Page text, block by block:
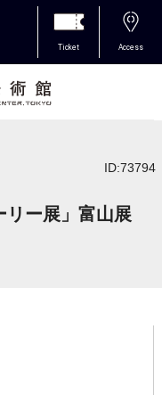
Ticket Access
ID:73794
リー展」富山展